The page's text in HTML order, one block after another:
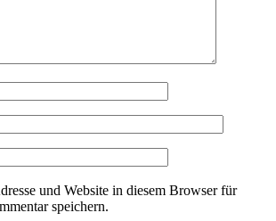
und Website in diesem Browser für
speichern.